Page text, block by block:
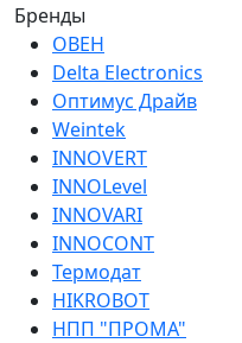
Бренды
ОВЕН
Delta Electronics
Оптимус Драйв
Weintek
INNOVERT
INNOLevel
INNOVARI
INNOCONT
Термодат
HIKROBOT
НПП "ПРОМА"